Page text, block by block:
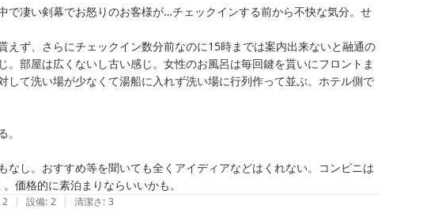
不便をお掛け致しました。
な面で皆様に「利用しやすい」と感じて頂けるよう、ご意見・ご感想
ありがとうございました。
で凄い剣幕でお怒りのお客様が…チェックインする前から不快な気分。せ
ず、さらにチェックイン数分前なのに15時までは案内出来ないと融通の
部屋は広くないし古い感じ。女性のお風呂は毎回鍵を貰いにフロントま
て洗い場が少なくて湯船に入れず洗い場に行列作って並ぶ。ホテル側で
し。おすすめ等を聞いても全くアイディアなどはくれない。コンビニは
価格的に素泊まりならいいかも。
2 | 設備: 2 | 清潔さ: 3